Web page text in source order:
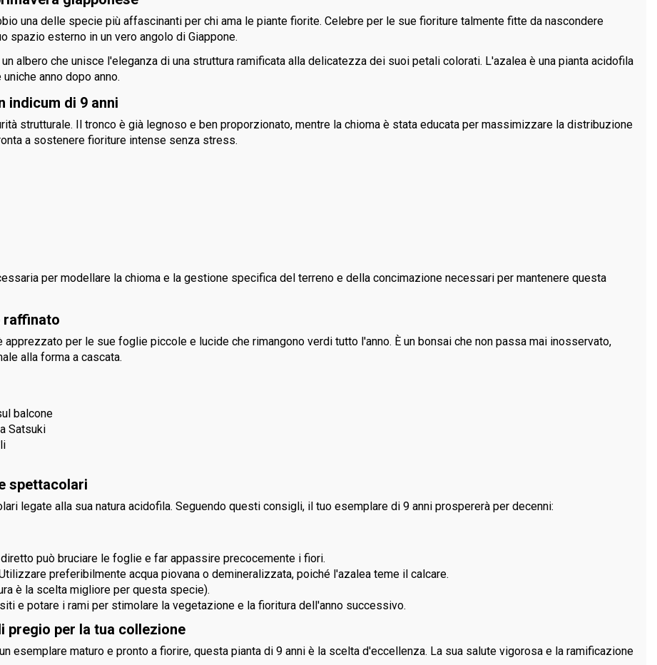
una delle specie più affascinanti per chi ama le piante fiorite. Celebre per le sue fioriture talmente fitte da nascondere
esterno in un vero angolo di Giappone.
albero che unisce l'eleganza di una struttura ramificata alla delicatezza dei suoi petali colorati. L'azalea è una pianta acidofila
anno dopo anno.
indicum di 9 anni
strutturale. Il tronco è già legnoso e ben proporzionato, mentre la chioma è stata educata per massimizzare la distribuzione
a sostenere fioriture intense senza stress.
per modellare la chioma e la gestione specifica del terreno e della concimazione necessari per mantenere questa
raffinato
per le sue foglie piccole e lucide che rimangono verdi tutto l'anno. È un bonsai che non passa mai inosservato,
alla forma a cascata.
balcone
Satsuki
spettacolari
legate alla sua natura acidofila. Seguendo questi consigli, il tuo esemplare di 9 anni prospererà per decenni:
può bruciare le foglie e far appassire precocemente i fiori.
preferibilmente acqua piovana o demineralizzata, poiché l'azalea teme il calcare.
è la scelta migliore per questa specie).
e potare i rami per stimolare la vegetazione e la fioritura dell'anno successivo.
pregio per la tua collezione
esemplare maturo e pronto a fiorire, questa pianta di 9 anni è la scelta d'eccellenza. La sua salute vigorosa e la ramificazione